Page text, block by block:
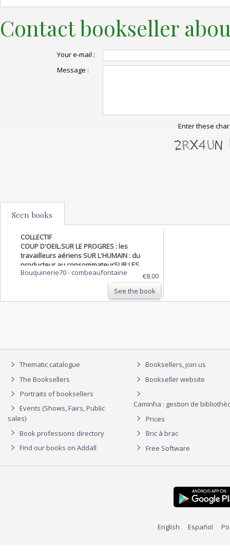
Contact bookseller
Your e-mail :
Message :
Enter these
Seen books
COLLECTIF
COUP D'OEIL.SUR LE PROGRES : les
travailleurs aériens SUR L'HUMAIN : du
producteur au consommateurSUR LES
ARTS : au fil de l'eauSUR LA MODE : regard
mécaniqueSUR LES MOEURS : la sortie des
classesSUR L'ETRANGE : les ins…
Bouquinerie70- combeaufontaine
€8.00
See the book
Thematic catalogue
The Booksellers
Portraits of booksellers
Events (Shows, Fairs, Public
sales)
Book professions directory
Find our books on Addall
Booksellers, join us
Bookseller website
Caminha : gestion de
Prices
Bric à brac
Free Software
English Español